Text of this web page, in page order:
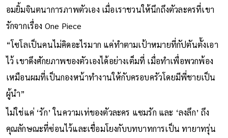
อมยิ้มจินตนาการภาพตัวเอง เมื่อเราชวนให้นึกถึงตัวละครที่เขา
รักจากเรื่อง One Piece
“โซโลเป็นคนไม่คิดอะไรมาก แค่ทำตามเป้าหมายที่กัปตันตั้งเอา
ไว้ เขาดึงศักยภาพของตัวเองได้อย่างเต็มที่ เมื่อทำเพื่อพวกพ้อง
เหมือนผมที่เป็นกองหน้าทำงานให้กับครอบครัวโดยมีพี่ชายเป็น
ผู้นำ”
ไม่ใช่แค่ ‘รัก’ ในความเท่ของตัวละคร แซมรัก และ ‘ลงลึก’ ถึง
คุณลักษณะที่ซ่อนไว้และเชื่อมโยงกับบทบาทการเป็น ทายาทรุ่น